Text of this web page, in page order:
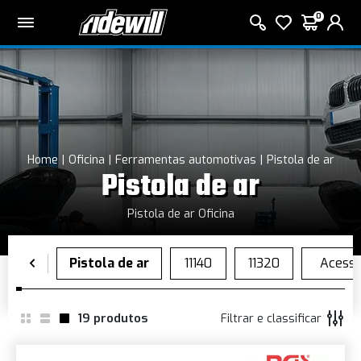
0
Home Oficina Ferramentas automotivas Pistola de ar
Pistola de ar
Pistola de ar Oficina
19 produtos Filtrar e classificar